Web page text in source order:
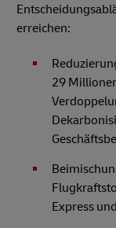
erreichen:
29
Express